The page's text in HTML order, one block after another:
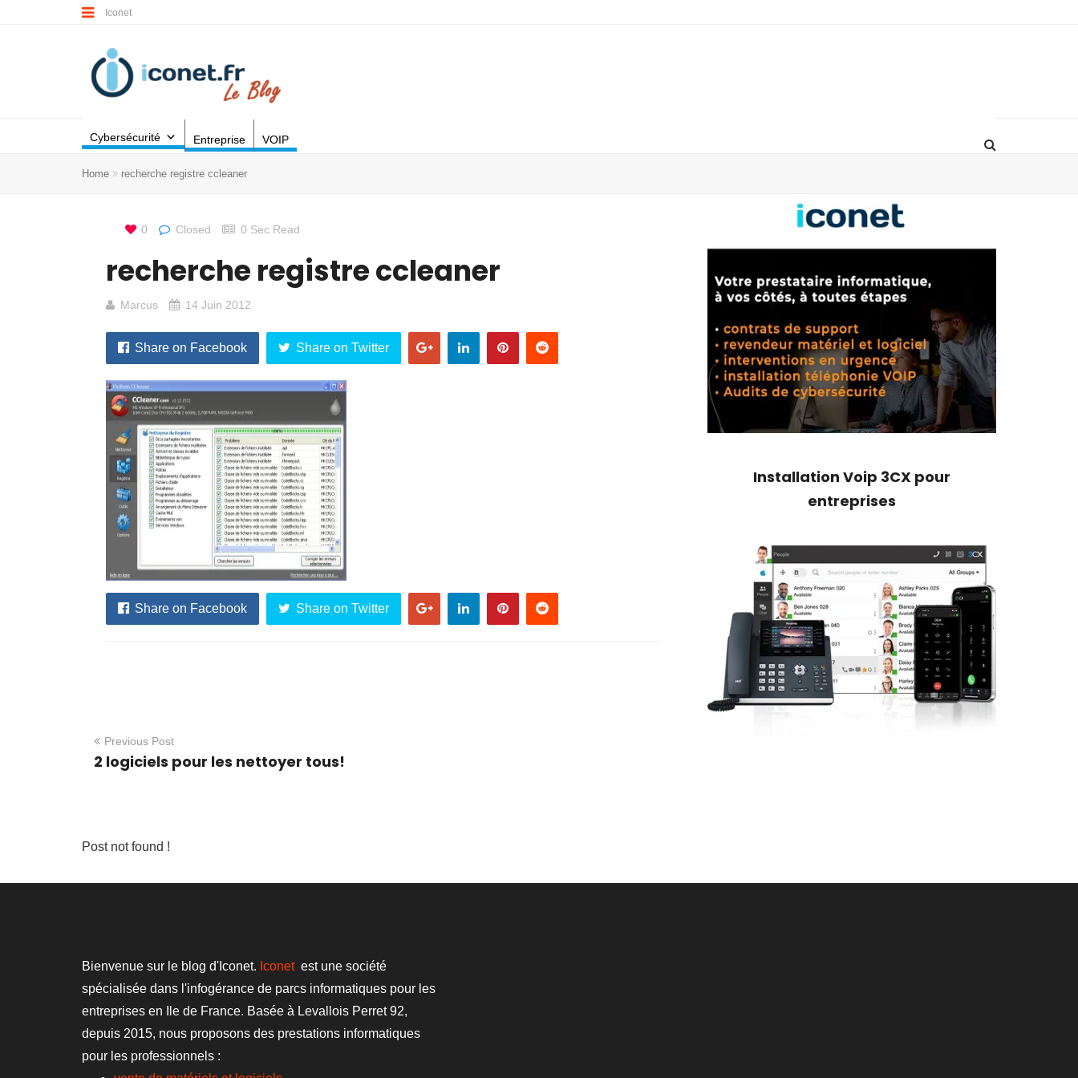
Iconet
Cybersécurité Entreprise VOIP
Home recherche registre ccleaner
0 Closed 0 Sec Read
recherche registre ccleaner
Marcus 14 Juin 2012
Share on Facebook Share on Twitter
Share on Facebook Share on Twitter
Previous Post
2 logiciels pour les nettoyer tous!
Post not found !
Installation Voip 3CX pour
entreprises
Bienvenue sur le blog d'Iconet. Iconet est une société
spécialisée dans l'infogérance de parcs informatiques pour les
entreprises en Ile de France. Basée à Levallois Perret 92,
depuis 2015, nous proposons des prestations informatiques
pour les professionnels :